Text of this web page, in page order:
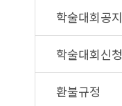
학술대회공지
학술대회신청
환불규정